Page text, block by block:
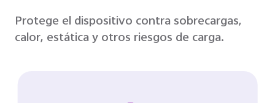
Protege el dispositivo contra sobrecargas,
calor, estática y otros riesgos de carga.